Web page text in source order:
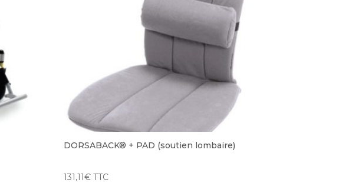
DORSABACK® + PAD (soutien lombaire)
131,11€ TTC